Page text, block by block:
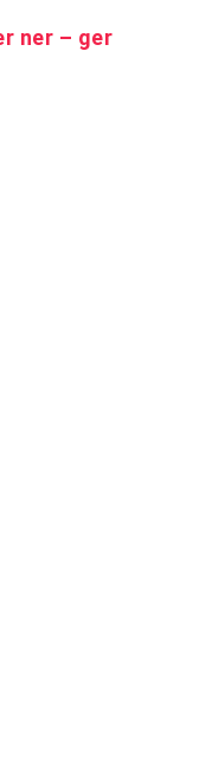
ner – ger